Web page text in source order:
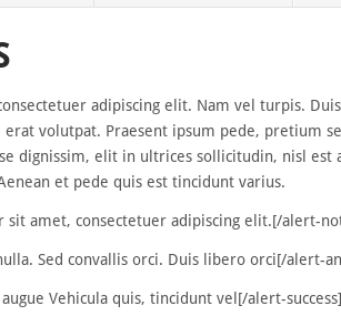
adipiscing elit. Nam vel turpis.
volutpat. Praesent ipsum pede, pretium
dignissim, elit in ultrices sollicitudin, nisl est
et pede quis est tincidunt varius.
amet, consectetuer adipiscing elit.[/alert-
Sed convallis orci. Duis libero orci[/alert-
Vehicula quis, tincidunt vel[/alert-success]